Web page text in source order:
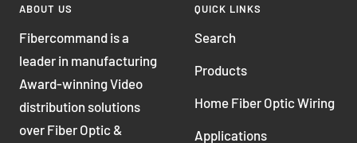
ABOUT US
Fibercommand is a
leader in manufacturing
Award-winning Video
distribution solutions
over Fiber Optic &
QUICK LINKS
Search
Products
Home Fiber Optic Wiring
Applications